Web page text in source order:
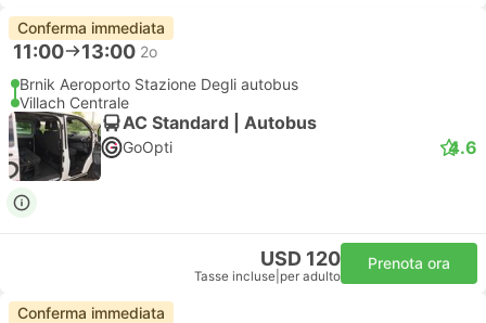
Conferma immediata
11:00 13:00 2o
Brnik Aeroporto Stazione Degli autobus
Villach Centrale
AC Standard | Autobus
GoOpti 4.6
USD 120
Tasse incluse per adulto
Prenota ora
Conferma immediata